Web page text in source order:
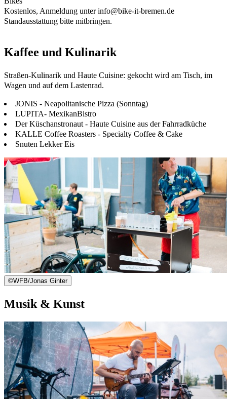
Kostenlos, Anmeldung unterinfo@bike-it-bremen.de
Standausstattung bitte mitbringen.
Kaffee und Kulinarik
Straßen-Kulinarik und Haute Cuisine: gekocht wird am Tisch, im
Wagen und auf dem Lastenrad.
JONIS - Neapolitanische Pizza (Sonntag)
LUPITA- MexikanBistro
Der Küschanstronaut - Haute Cuisine aus der Fahrradküche
KALLE Coffee Roasters - Specialty Coffee & Cake
Snuten Lekker Eis
©WFB/Jonas Ginter
Musik & Kunst